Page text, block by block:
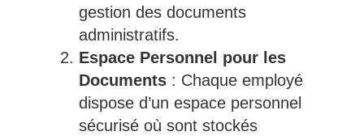
gestion des documents
administratifs.
Espace Personnel pour les
Documents: Chaque employé
dispose d’un espace personnel
sécurisé où sont stockés